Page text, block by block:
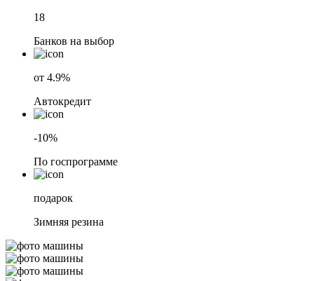
18
Банков на выбор
от 4.9%
Автокредит
-10%
По госпрограмме
подарок
Зимняя резина